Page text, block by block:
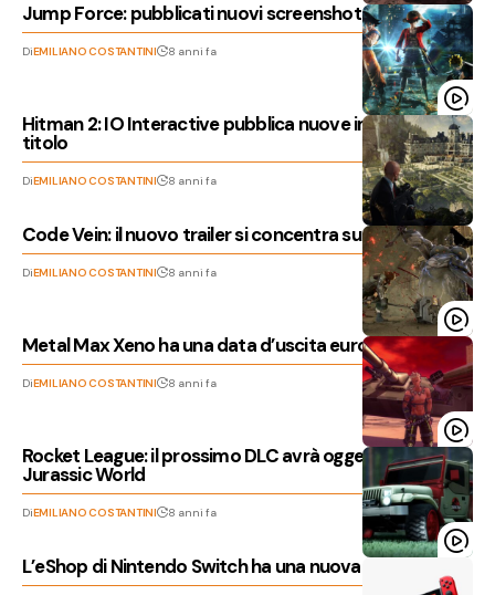
Jump Force: pubblicati nuovi screenshot del gioco
DiEMILIANO COSTANTINI 8 anni fa
Hitman 2: IO Interactive pubblica nuove immagini del
titolo
DiEMILIANO COSTANTINI 8 anni fa
Code Vein: il nuovo trailer si concentra su un Blood Veil
DiEMILIANO COSTANTINI 8 anni fa
Metal Max Xeno ha una data d’uscita europea
DiEMILIANO COSTANTINI 8 anni fa
Rocket League: il prossimo DLC avrà oggetti a tema
Jurassic World
DiEMILIANO COSTANTINI 8 anni fa
L’eShop di Nintendo Switch ha una nuova sezione